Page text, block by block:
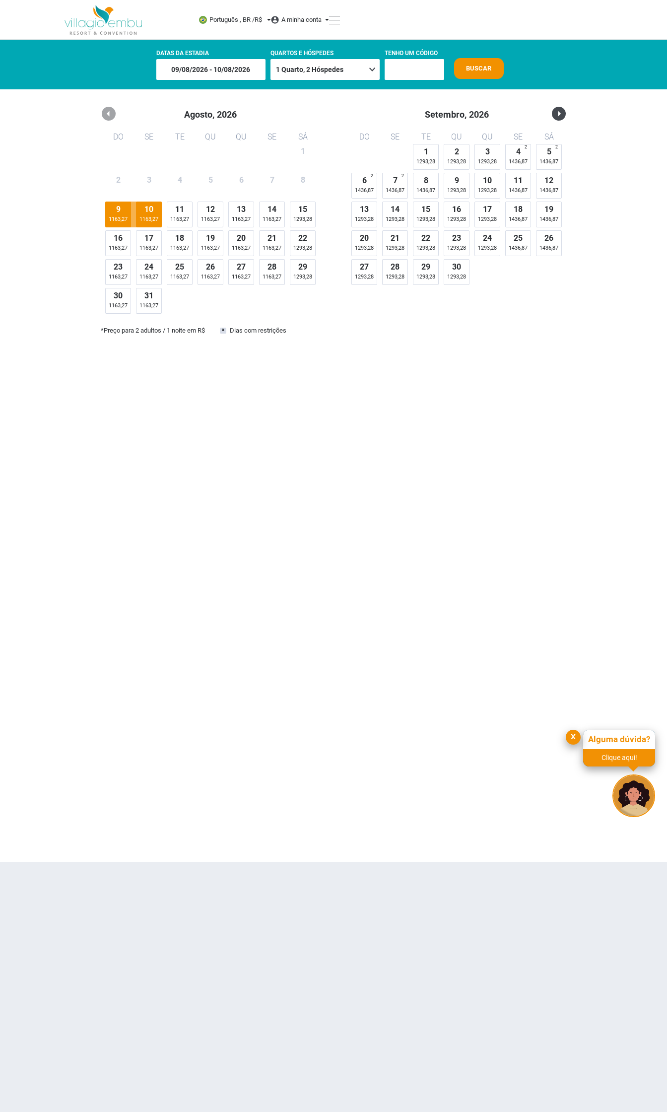
Hotel Villagio Embu Português , BR /R$ A minha conta
DATAS DA ESTADIA QUARTOS E HÓSPEDES TENHO UM CÓDIGO
BUSCAR
Agosto, 2026
DO SE TE QU QU SE
SÁ
1
2 3 4 5 6 7 8
9
1163,27
10
1163,27
11
1163,27
12
1163,27
13
1163,27
14
1163,27
15
1293,28
16
1163,27
17
1163,27
18
1163,27
19
1163,27
20
1163,27
21
1163,27
22
1293,28
23
1163,27
24
1163,27
25
1163,27
26
1163,27
27
1163,27
28
1163,27
29
1293,28
30
1163,27
31
1163,27
Setembro, 2026
DO SE TE QU QU SE
SÁ
1
1293,28
2
1293,28
3
1293,28
4
1436,87
2 5
1436,87
2
6
1436,87
2 7
1436,87
2 8
1436,87
9
1293,28
10
1293,28
11
1436,87
12
1436,87
13
1293,28
14
1293,28
15
1293,28
16
1293,28
17
1293,28
18
1436,87
19
1436,87
20
1293,28
21
1293,28
22
1293,28
23
1293,28
24
1293,28
25
1436,87
26
1436,87
27
1293,28
28
1293,28
29
1293,28
30
1293,28
*Preço para2 adultos / 1 noite em R$ x Dias com restrições
Alguma dúvida?
Clique aqui!
x